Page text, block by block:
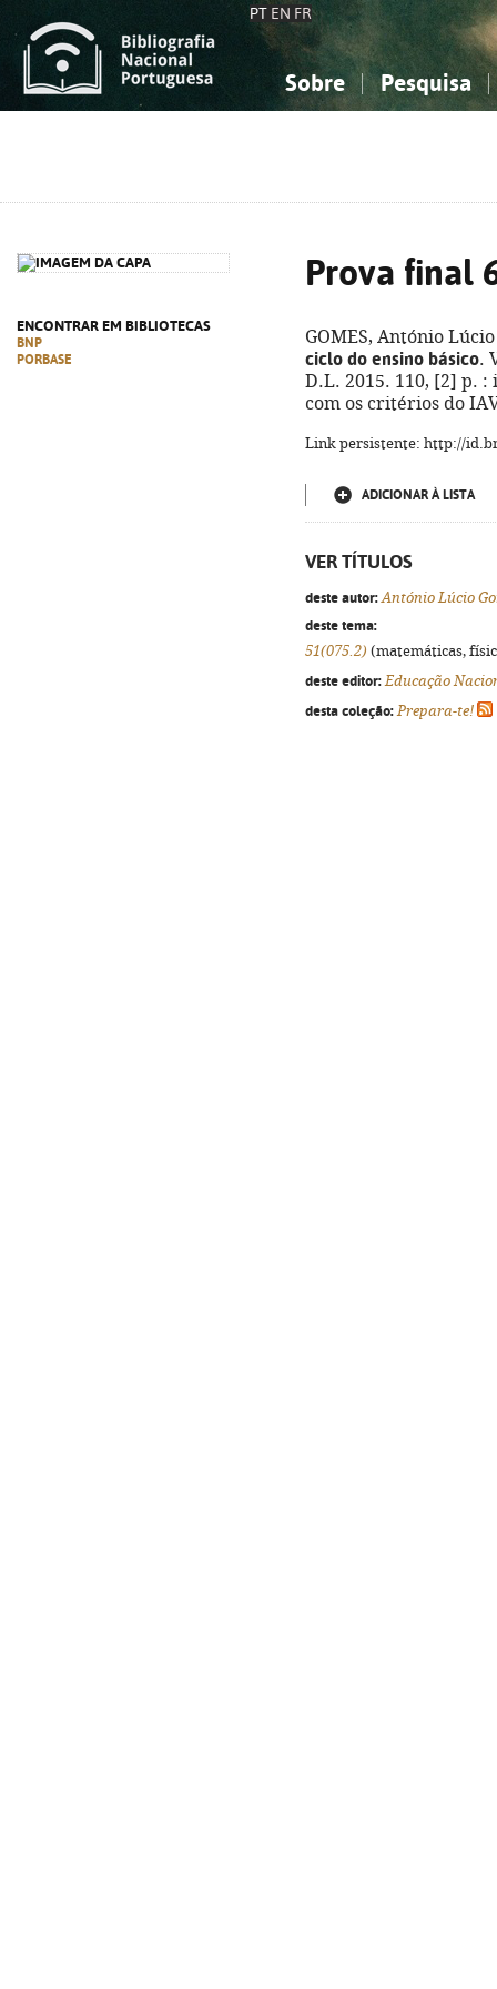
PT EN FR
Sobre Pesquisa
ENCONTRAR EM BIBLIOTECAS
BNP
PORBASE
Prova final
GOMES, António
ciclo do ensino básico.
D.L. 2015. 110, [2] p.
com os critérios do
Link persistente: http://
ADICIONAR À LISTA
VER TÍTULOS
deste autor: António Lúcio
deste tema:
51(075.2) (matemáticas,
deste editor: Educação
desta coleção: Prepara-te!